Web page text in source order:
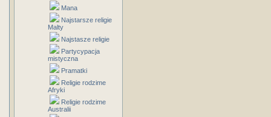
Mana
Najstarsze religie
Malty
Najstasze religie
Partycypacja
mistyczna
Pramatki
Religie rodzime
Afryki
Religie rodzime
Australii